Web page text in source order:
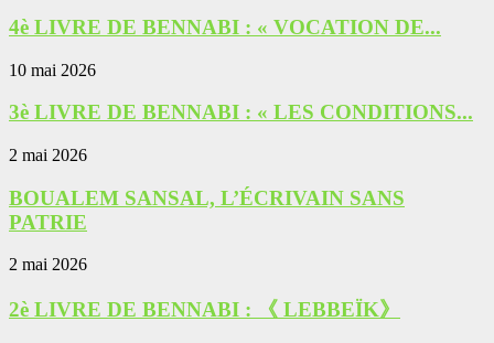
4è LIVRE DE BENNABI : « VOCATION DE...
10 mai 2026
3è LIVRE DE BENNABI : « LES CONDITIONS...
2 mai 2026
BOUALEM SANSAL, L’ÉCRIVAIN SANS
PATRIE
2 mai 2026
2è LIVRE DE BENNABI : 《 LEBBEÏK》